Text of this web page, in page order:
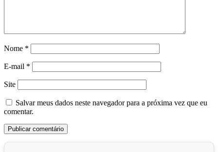
Nome *
E-mail *
Site
Salvar meus dados neste navegador para a próxima vez que eu
comentar.